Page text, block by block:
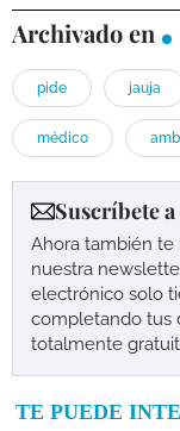
Archivado en
pide jauja
médico
Suscríbete
Ahora también
nuestra
electrónico solo
completando tus
totalmente
TE PUEDE